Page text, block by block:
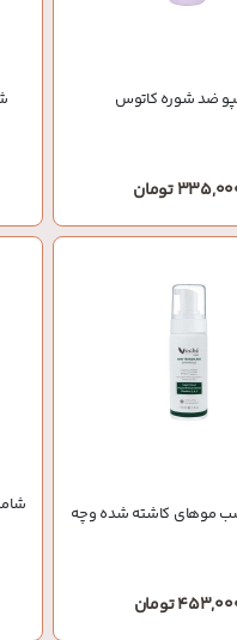
ضد شوره کاتوس
تومان
موهای کاشته شده وچه
تومان